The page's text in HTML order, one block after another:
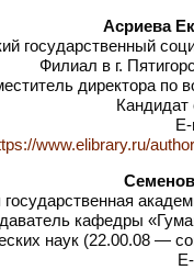
Асриева
государственный
Филиал в г.
директора по
Кандидат
www.elibrary.ru/
кафедры
наук (22.00.08 —